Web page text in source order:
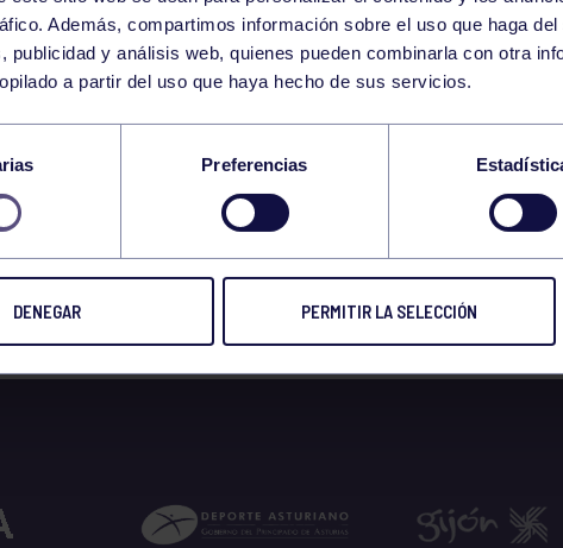
Además, compartimos información sobre el uso que haga
publicidad y análisis web, quienes pueden combinarla con otra
a partir del uso que haya hecho de sus servicios.
Preferencias
DENEGAR PERMITIR LA SELECCIÓN
21 SATURDAY
MAY
DIVERTIDAS:
A 7 AÑOS)
21 MAY 2022